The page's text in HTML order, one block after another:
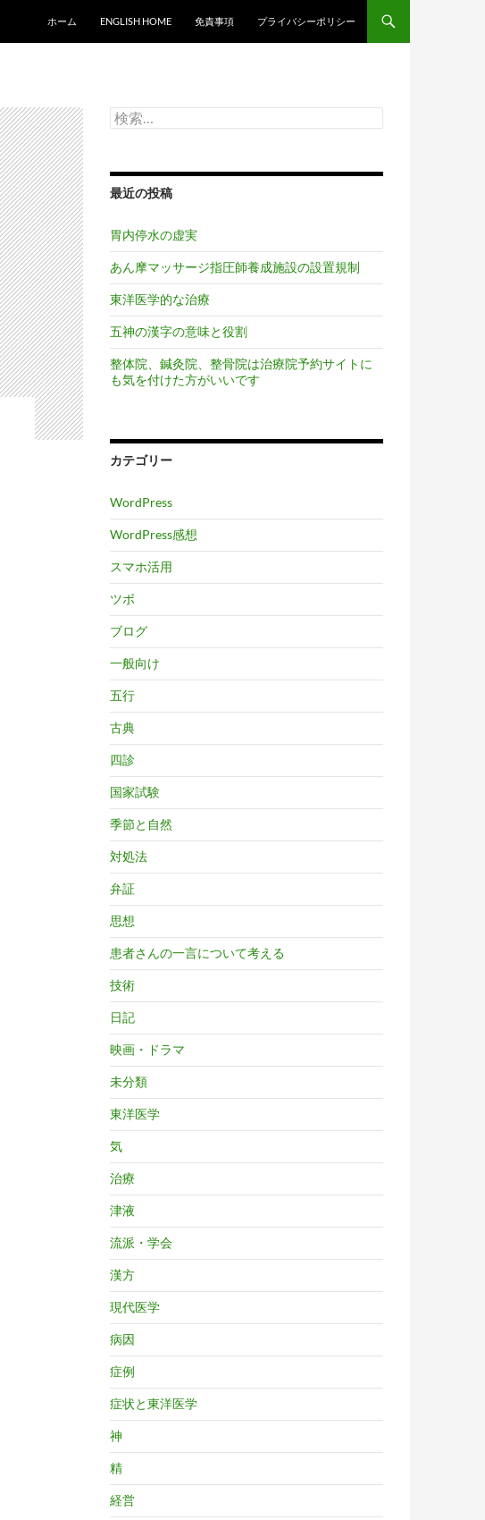
ホーム
ENGLISH HOME 免責事項 プライバシーポリシー
検
索:
最近の投稿
胃内停水の虚実
あん摩マッサージ指圧師養成施設の設置規制
東洋医学的な治療
五神の漢字の意味と役割
整体院、鍼灸院、整骨院は治療院予約サイトに
も気を付けた方がいいです
カテゴリー
WordPress
WordPress感想
スマホ活用
ツボ
ブログ
一般向け
五行
古典
四診
国家試験
季節と自然
対処法
弁証
思想
患者さんの一言について考える
技術
日記
映画・ドラマ
未分類
東洋医学
気
治療
津液
流派・学会
漢方
現代医学
病因
症例
症状と東洋医学
神
精
経営